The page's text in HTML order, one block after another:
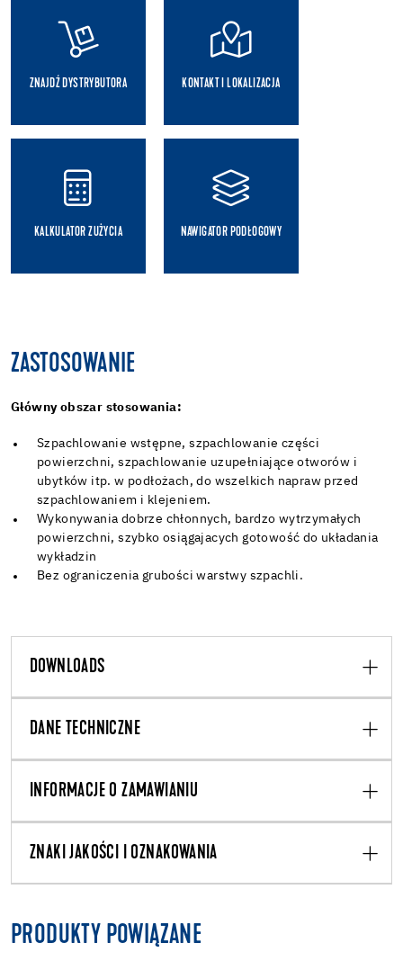
ZNAJDŹ DYSTRYBUTORA KONTAKT I LOKALIZACJA
KALKULATOR ZUŻYCIA NAWIGATOR PODŁOGOWY
ZASTOSOWANIE
Główny obszar stosowania:
Szpachlowanie wstępne, szpachlowanie części
powierzchni, szpachlowanie uzupełniające otworów i
ubytków itp. w podłożach, do wszelkich napraw przed
szpachlowaniem i klejeniem.
Wykonywania dobrze chłonnych, bardzo wytrzymałych
powierzchni, szybko osiągajacych gotowość do układania
wykładzin
Bez ograniczenia grubości warstwy szpachli.
DOWNLOADS
DANE TECHNICZNE
INFORMACJE O ZAMAWIANIU
ZNAKI JAKOŚCI I OZNAKOWANIA
PRODUKTY POWIĄZANE